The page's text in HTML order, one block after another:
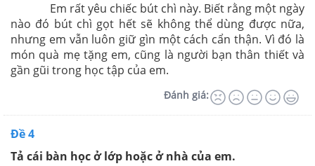
Em rất yêu chiếc bút chì này. Biết rằng một ngày
nào đó bút chì gọt hết sẽ không thể dùng được nữa,
nhưng em vẫn luôn giữ gìn một cách cẩn thận. Vì đó là
món quà mẹ tặng em, cũng là người bạn thân thiết và
gần gũi trong học tập của em.
Đánh giá:
Đề 4
Tả cái bàn học ở lớp hoặc ở nhà của em.